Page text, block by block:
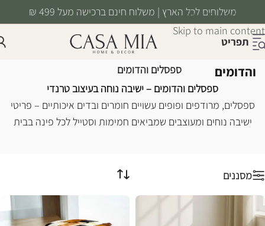
Skip to navigation
Skip to main content
משלוחים לכל הארץ | משלוח חינם ברכישה מעל 499 ₪
תפריט
ספסלים
והדומים
עמוד הבית/רהיטים/ריהוט משלים
ספסלים והדומים
ספסלים והדומים – ישיבה נוחה בעיצוב טרנדי
ספסלים, מרודפים ופופים עשויים חומרים ובדים איכותיים – פריטי
ישיבה נוחים ומעוצבים שמביאים חמימות וסטייל לכל פינה בבית
מסננים